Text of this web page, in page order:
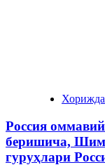
Хорижда
Россия
беришича,
гуруҳлари